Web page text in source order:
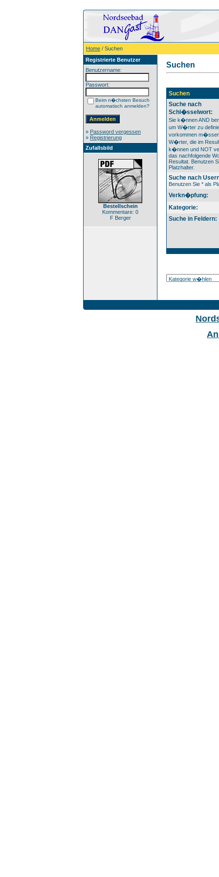
Home / Suchen
Registrierte Benutzer
Benutzername:
Passwort:
Beim n�chsten Besuch
automatisch anmelden?
» Password vergessen
» Registrierung
Zufallsbild
Bestellschein
Kommentare: 0
F Berger
Suchen
Suchen
Suche nach
Schl�sselwort:
Sie k�nnen AND
um W�rter zu
vorkommen
W�rter, die im
k�nnen und NOT
das nachfolgende
Resultat. Benutzen
Platzhalter.
Suche nach
Benutzen Sie * als
Verkn�pfung:
Kategorie:
Suche in Feldern: